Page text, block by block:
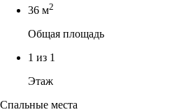
36 м2
Общая площадь
1 из 1
Этаж
Спальные места